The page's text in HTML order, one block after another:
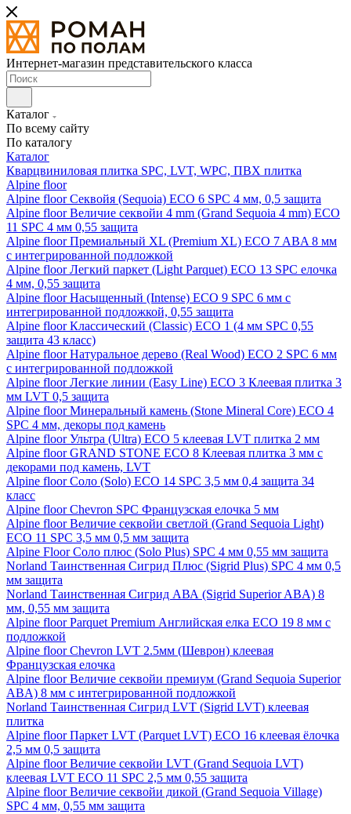
Интернет-магазин представительского класса
Каталог
По всему сайту
По каталогу
Каталог
Кварцвиниловая плитка SPC, LVT, WPC, ПВХ плитка
Alpine floor
Alpine floor Секвойя (Sequoia) ECO 6 SPC 4 мм, 0,5 защита
Alpine floor Величие секвойи 4 mm (Grand Sequoia 4 mm) ECO
11 SPC 4 мм 0,55 защита
Alpine floor Премиальный XL (Premium XL) ECO 7 ABA 8 мм
с интегрированной подложкой
Alpine floor Легкий паркет (Light Parquet) ECO 13 SPC елочка
4 мм, 0,55 защита
Alpine floor Насыщенный (Intense) ECO 9 SPC 6 мм с
интегрированной подложкой, 0,55 защита
Alpine floor Классический (Classic) ECO 1 (4 мм SPC 0,55
защита 43 класс)
Alpine floor Натуральное дерево (Real Wood) ECO 2 SPC 6 мм
с интегрированной подложкой
Alpine floor Легкие линии (Easy Line) ECO 3 Клеевая плитка 3
мм LVT 0,5 защита
Alpine floor Минеральный камень (Stone Mineral Core) ECO 4
SPC 4 мм, декоры под камень
Alpine floor Ультра (Ultra) ECO 5 клеевая LVT плитка 2 мм
Alpine floor GRAND STONE ECO 8 Клеевая плитка 3 мм с
декорами под камень, LVT
Alpine floor Соло (Solo) ECO 14 SPC 3,5 мм 0,4 защита 34
класс
Alpine floor Chevron SPC Французская елочка 5 мм
Alpine floor Величие секвойи светлой (Grand Sequoia Light)
ECO 11 SPC 3,5 мм 0,5 мм защита
Alpine Floor Соло плюс (Solo Plus) SPC 4 мм 0,55 мм защита
Norland Таинственная Сигрид Плюс (Sigrid Plus) SPC 4 мм 0,5
мм защита
Norland Таинственная Сигрид АВА (Sigrid Superior ABA) 8
мм, 0,55 мм защита
Alpine floor Parquet Premium Английская елка ECO 19 8 мм с
подложкой
Alpine floor Chevron LVT 2.5мм (Шеврон) клеевая
Французская елочка
Alpine floor Величие секвойи премиум (Grand Sequoia Superior
ABA) 8 мм с интегрированной подложкой
Norland Таинственная Сигрид LVT (Sigrid LVT) клеевая
плитка
Alpine floor Паркет LVT (Parquet LVT) ECO 16 клеевая ёлочка
2,5 мм 0,5 защита
Alpine floor Величие секвойи LVT (Grand Sequoia LVT)
клеевая LVT ECO 11 SPC 2,5 мм 0,55 защита
Alpine floor Величие секвойи дикой (Grand Sequoia Village)
SPC 4 мм, 0,55 мм защита